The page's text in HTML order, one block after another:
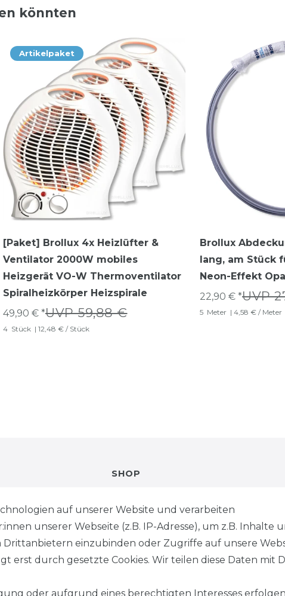
könnten
Artikelpaket
[Paket] Brollux 4x Heizlüfter &
Ventilator 2000W mobiles
Heizgerät VO-W Thermoventilator
Spiralheizkörper Heizspirale
UVP 59,88 €
49,90 € *
4 Stück | 12,48 € / Stück
Brollux
lang, am Stück
Neon-Effekt
UVP
22,90 € *
5 Meter | 4,58 € / Meter
SHOP
VERSANDKOSTENINFORMATION
B2B
WUNSCHLISTE
auf unserer Website und verarbeiten
unserer Webseite (z.B. IP-Adresse), um z.B. Inhalte
Drittanbietern einzubinden oder Zugriffe auf unsere
erst durch gesetzte Cookies. Wir teilen diese Daten mit
oder aufgrund eines berechtigten Interesses